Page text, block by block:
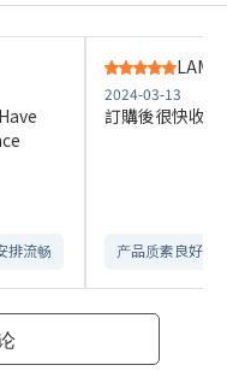
排流畅
LAM
2024-03-13
訂購後很快收
产品质素良好